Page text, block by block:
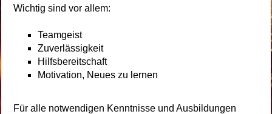
Wichtig sind vor allem:
Teamgeist
Zuverlässigkeit
Hilfsbereitschaft
Motivation, Neues zu lernen
Für alle notwendigen Kenntnisse und Ausbildungen